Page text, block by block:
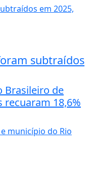
subtraídos
Brasileiro de
recuaram 18,6%